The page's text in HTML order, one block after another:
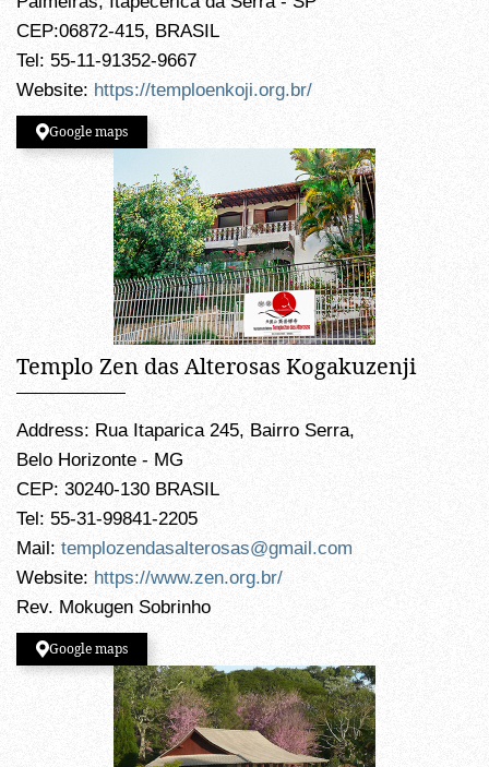
CEP:06872-415, BRASIL
Tel: 55-11-91352-9667
Website: https://temploenkoji.org.br/
Google maps
Templo Zen das Alterosas Kogakuzenji
Address: Rua Itaparica 245, Bairro Serra,
Belo Horizonte - MG
CEP: 30240-130 BRASIL
Tel: 55-31-99841-2205
Mail: templozendasalterosas@gmail.com
Website: https://www.zen.org.br/
Rev. Mokugen Sobrinho
Google maps